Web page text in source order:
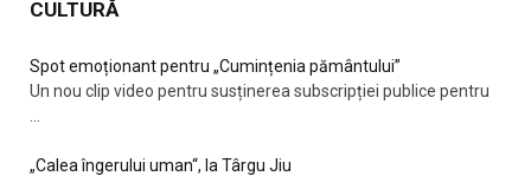
CULTURĂ
Spot emoționant pentru „Cumințenia pământului”
Un nou clip video pentru susținerea subscripției publice pentru
„Calea îngerului uman“, la Târgu Jiu